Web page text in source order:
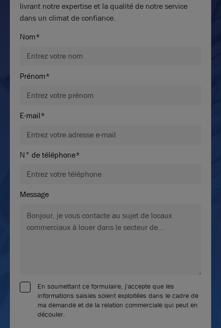
livrant notre expertise et la qualité de notre service
dans un climat de confiance.
Nom*
Prénom*
E-mail*
N° de téléphone*
Message
En soumettant ce formulaire, j'accepte que les
informations saisies soient exploitées dans le cadre de
ma demande et de la relation commerciale qui peut en
découler.